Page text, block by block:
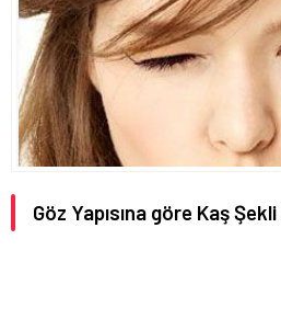
Göz Yapısına göre Kaş